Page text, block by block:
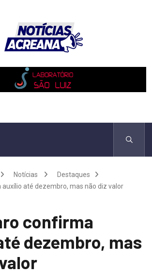
Notícias
Destaques
auxílio até dezembro, mas não diz valor
confirma
dezembro, mas